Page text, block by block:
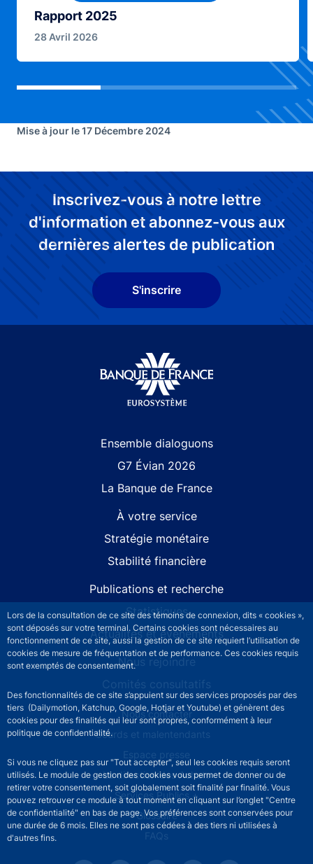
Lors de la consultation de ce site des témoins de connexion, dits « cookies »,
sont déposés sur votre terminal. Certains cookies sont nécessaires au
fonctionnement de ce site, aussi la gestion de ce site requiert l’utilisation de
cookies de mesure de fréquentation et de performance. Ces cookies requis
sont exemptés de consentement.
Des fonctionnalités de ce site s’appuient sur des services proposés par des
tiers (Dailymotion, Katchup, Google, Hotjar et Youtube) et génèrent des
cookies pour des finalités qui leur sont propres, conformément à leur
politique de confidentialité.
Si vous ne cliquez pas sur "Tout accepter", seul les cookies requis seront
utilisés. Le module de gestion des cookies vous permet de donner ou de
retirer votre consentement, soit globalement soit finalité par finalité. Vous
pouvez retrouver ce module à tout moment en cliquant sur l’onglet "Centre
de confidentialité" en bas de page. Vos préférences sont conservées pour
une durée de 6 mois. Elles ne sont pas cédées à des tiers ni utilisées à
d'autres fins.
Rapport 2025
28 Avril 2026
Mise à jour le 17 Décembre 2024
Inscrivez-vous à notre lettre
d'information et abonnez-vous aux
dernières alertes de publication
S'inscrire
Ensemble dialoguons
G7 Évian 2026
La Banque de France
À votre service
Stratégie monétaire
Stabilité financière
Publications et recherche
Statistiques
Actualités et événements
Nous rejoindre
Comités consultatifs
Footer secondary menuNous contacter
Sourds et malentendants
Espace presse
La direction des Achats
Services Publics +
Glossaire
FAQs